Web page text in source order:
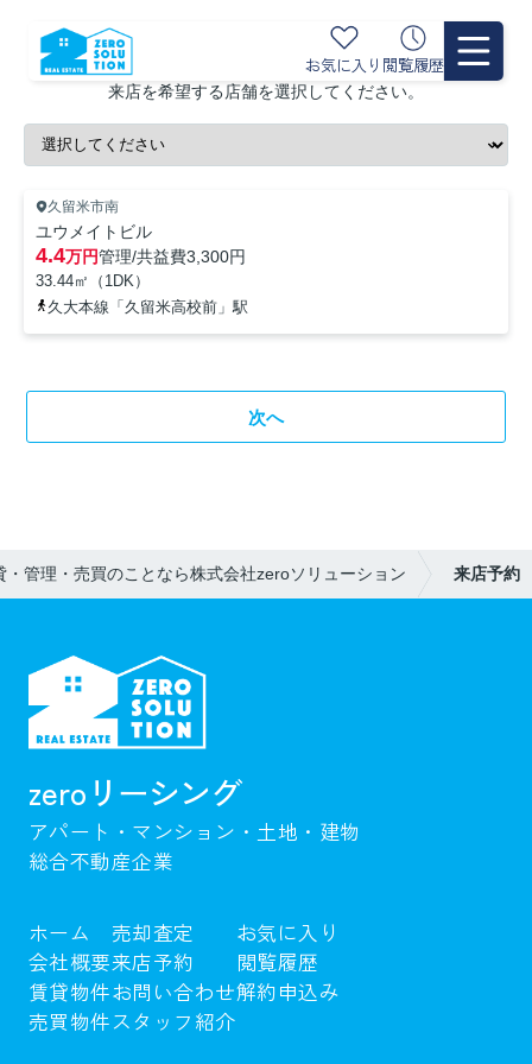
お気に入り 閲覧履歴
来店を希望する店舗を選択してください。
久留米市南
ユウメイトビル
4.4万円管理/共益費3,300円
33.44㎡（1DK）
久大本線「久留米高校前」駅
次へ
・管理・売買のことなら株式会社zeroソリューション 来店予約
zeroリーシング
アパート・マンション・土地・建物
総合不動産企業
ホーム
会社概要
賃貸物件
売買物件
売却査定
来店予約
お問い合わせ
スタッフ紹介
お気に入り
閲覧履歴
解約申込み